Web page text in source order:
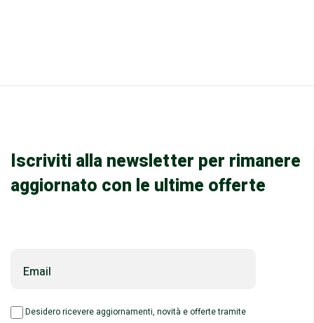
Iscriviti alla newsletter per rimanere
aggiornato con le ultime offerte
Email
Desidero ricevere aggiornamenti, novità e offerte tramite